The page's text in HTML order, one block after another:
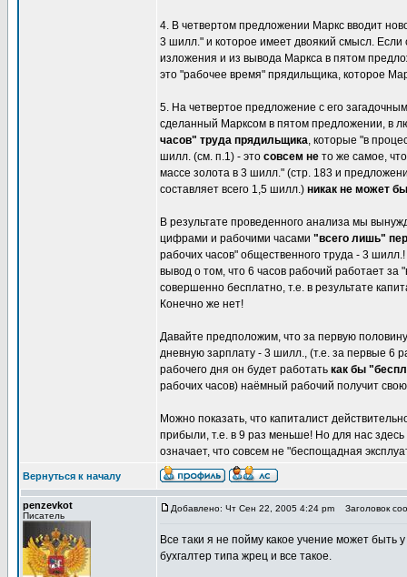
4. В четвертом предложении Маркс вводит
3 шилл." и которое имеет двоякий смысл. Если
изложения и из вывода Маркса в пятом
это "рабочее время" прядильщика, которое
5. На четвертое предложение с его
сделанный Марксом в пятом предложении, в
часов" труда прядильщика, которые "в
шилл. (см. п.1) - это совсем не то же самое,
массе золота в 3 шилл." (стр. 183 и
составляет всего 1,5 шилл.) никак не может
В результате проведенного анализа мы
цифрами и рабочими часами "всего лишь"
рабочих часов" общественного труда - 3
вывод о том, что 6 часов рабочий работает
совершенно бесплатно, т.е. в результате
Конечно же нет!
Давайте предположим, что за первую
дневную зарплату - 3 шилл., (т.е. за первые 6
рабочего дня он будет работать как бы
рабочих часов) наёмный рабочий получит
Можно показать, что капиталист
прибыли, т.е. в 9 раз меньше! Но для нас
означает, что совсем не "беспощадная
Вернуться к началу
penzevkot
Писатель
Добавлено: Чт Сен 22, 2005 4:24 pm Заголовок
Все таки я не пойму какое учение может быть
бухгалтер типа жрец и все такое.